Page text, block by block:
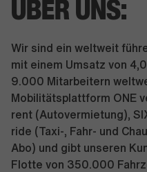
ÜBER UNS:
Wir sind ein weltweit
mit einem Umsatz von
9.000 Mitarbeitern
Mobilitätsplattform ONE
rent (Autovermietung),
ride (Taxi-, Fahr- und
Abo) und gibt unseren
Flotte von 350.000